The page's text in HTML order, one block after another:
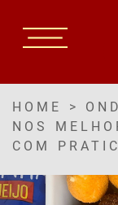
HOME >
NOS
COM